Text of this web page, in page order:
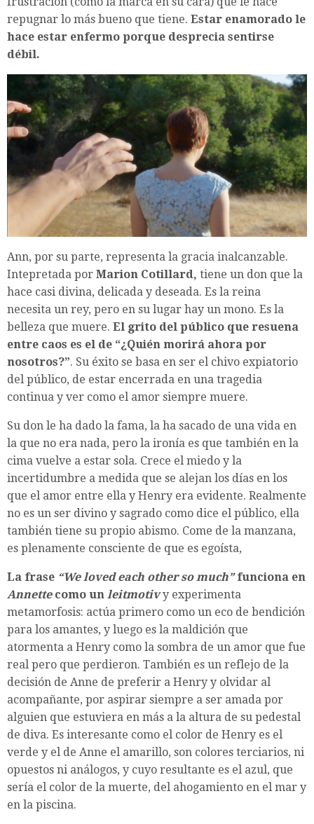
repugnar lo más bueno que tiene. Estar enamorado le
hace estar enfermo porque desprecia sentirse
débil.
Ann, por su parte, representa la gracia inalcanzable.
Intepretada por Marion Cotillard, tiene un don que la
hace casi divina, delicada y deseada. Es la reina
necesita un rey, pero en su lugar hay un mono. Es la
belleza que muere. El grito del público que resuena
entre caos es el de “¿Quién morirá ahora por
nosotros?”. Su éxito se basa en ser el chivo expiatorio
del público, de estar encerrada en una tragedia
continua y ver como el amor siempre muere.
Su don le ha dado la fama, la ha sacado de una vida en
la que no era nada, pero la ironía es que también en la
cima vuelve a estar sola. Crece el miedo y la
incertidumbre a medida que se alejan los días en los
que el amor entre ella y Henry era evidente. Realmente
no es un ser divino y sagrado como dice el público, ella
también tiene su propio abismo. Come de la manzana,
es plenamente consciente de que es egoísta,
La frase “We loved each other so much” funciona en
Annette como un leitmotivy experimenta
metamorfosis: actúa primero como un eco de bendición
para los amantes, y luego es la maldición que
atormenta a Henry como la sombra de un amor que fue
real pero que perdieron. También es un reflejo de la
decisión de Anne de preferir a Henry y olvidar al
acompañante, por aspirar siempre a ser amada por
alguien que estuviera en más a la altura de su pedestal
de diva. Es interesante como el color de Henry es el
verde y el de Anne el amarillo, son colores terciarios, ni
opuestos ni análogos, y cuyo resultante es el azul, que
sería el color de la muerte, del ahogamiento en el mar y
en la piscina.